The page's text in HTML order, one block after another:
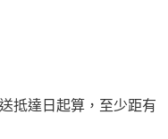
抵達日起算，至少距有